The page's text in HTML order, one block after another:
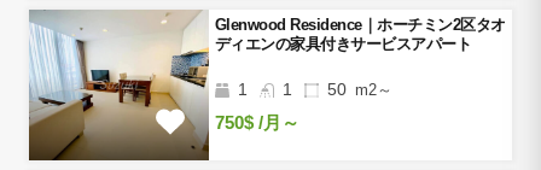
Glenwood Residence｜ホーチミン2区タオ
ディエンの家具付きサービスアパート
1 1 50 m2～
750$ /月～